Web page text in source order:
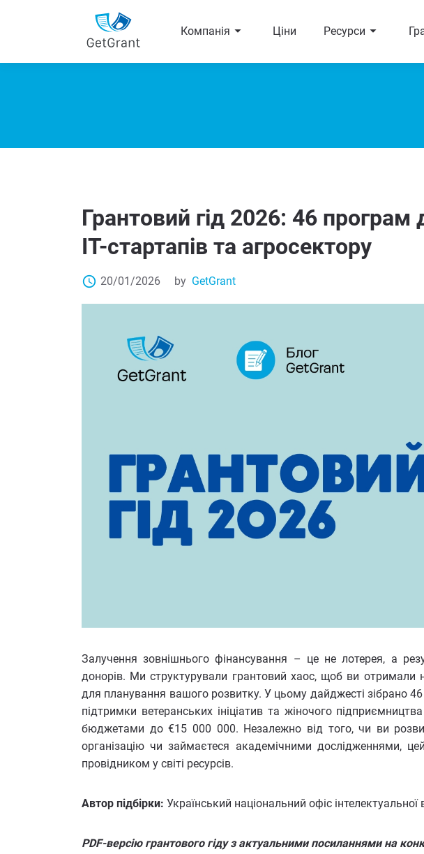
Компанія arrow_right Ціни Ресурси arrow_right
Грантовий гід 2026: 46 програм
ІТ-стартапів та агросектору
access_time 20/01/2026 by GetGrant
Залучення зовнішнього фінансування – це не лотерея, а
донорів. Ми структурували грантовий хаос, щоб ви отримали
для планування вашого розвитку.У цьому дайджесті зібрано
підтримки ветеранських ініціатив та жіночого
бюджетами до €15 000 000. Незалежно від того, чи ви
організацію чи займаєтеся академічними дослідженнями,
провідником у світі ресурсів.
Автор підбірки: Український національний офіс інтелектуальної
PDF-версію грантового гіду з актуальними посиланнями на